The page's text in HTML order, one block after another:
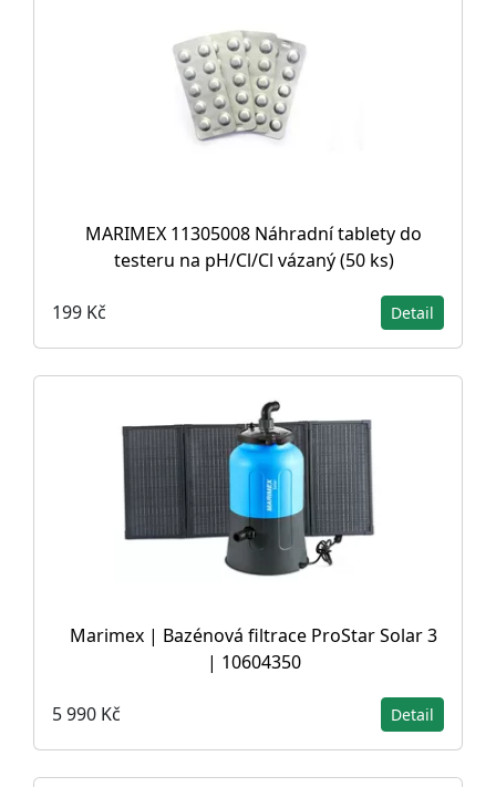
MARIMEX 11305008 Náhradní tablety do
testeru na pH/Cl/Cl vázaný (50 ks)
199 Kč Detail
Marimex | Bazénová filtrace ProStar Solar 3
| 10604350
5 990 Kč Detail